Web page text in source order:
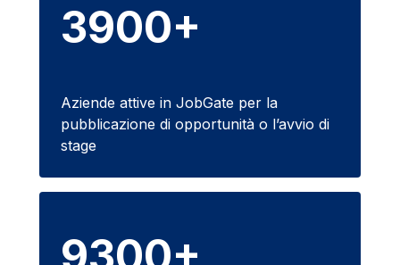
3900+
Aziende attive in JobGate per la
pubblicazione di opportunità o l’avvio di
stage